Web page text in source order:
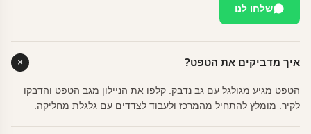
שלחו לנו
איך מדביקים את הטפט?
הטפט מגיע מגולגל עם גב נדבק. קלפו את הניילון מגב הטפט והדבקו
לקיר. מומלץ להתחיל מהמרכז ולעבוד לצדדים עם גלגלת מחליקה.